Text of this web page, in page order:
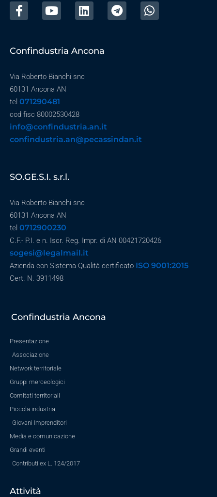
Confindustria Ancona
Via Roberto Bianchi snc
60131 Ancona AN
tel 071290481
cod fisc 80002530428
info@confindustria.an.it
confindustria.an@pecassindan.it
SO.GE.S.I. s.r.l.
Via Roberto Bianchi snc
60131 Ancona AN
tel 0712900230
C.F.- P.I. e n. Iscr. Reg. Impr. di AN 00421720426
sogesi@legalmail.it
Azienda con Sistema Qualità certificato ISO 9001:2015
Cert. N. 3911498
Confindustria Ancona
Presentazione
Associazione
Network territoriale
Gruppi merceologici
Comitati territoriali
Piccola industria
Giovani Imprenditori
Media e comunicazione
Grandi eventi
Contributi ex L. 124/2017
Attività